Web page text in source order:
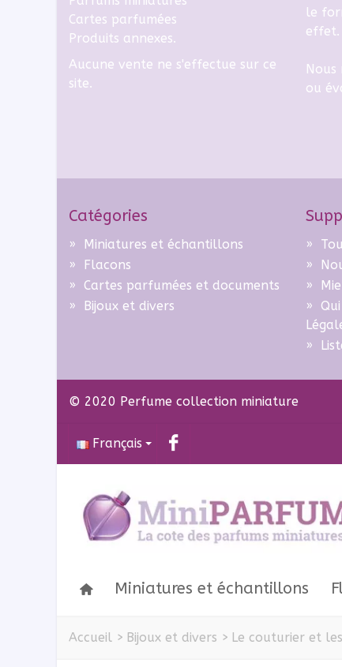
Cartes parfumées
Produits annexes.
Aucune vente ne s'effectue sur ce
site.
le
effet.
Nous
ou
Catégories
»
Miniatures et échantillons
»
Flacons
» Cartes parfumées et documents
»
Bijoux et divers
»
»
»
»
»
© 2020 Perfume collection miniature
Français
Miniatures et échantillons
Accueil > Bijoux et divers > Le couturier et